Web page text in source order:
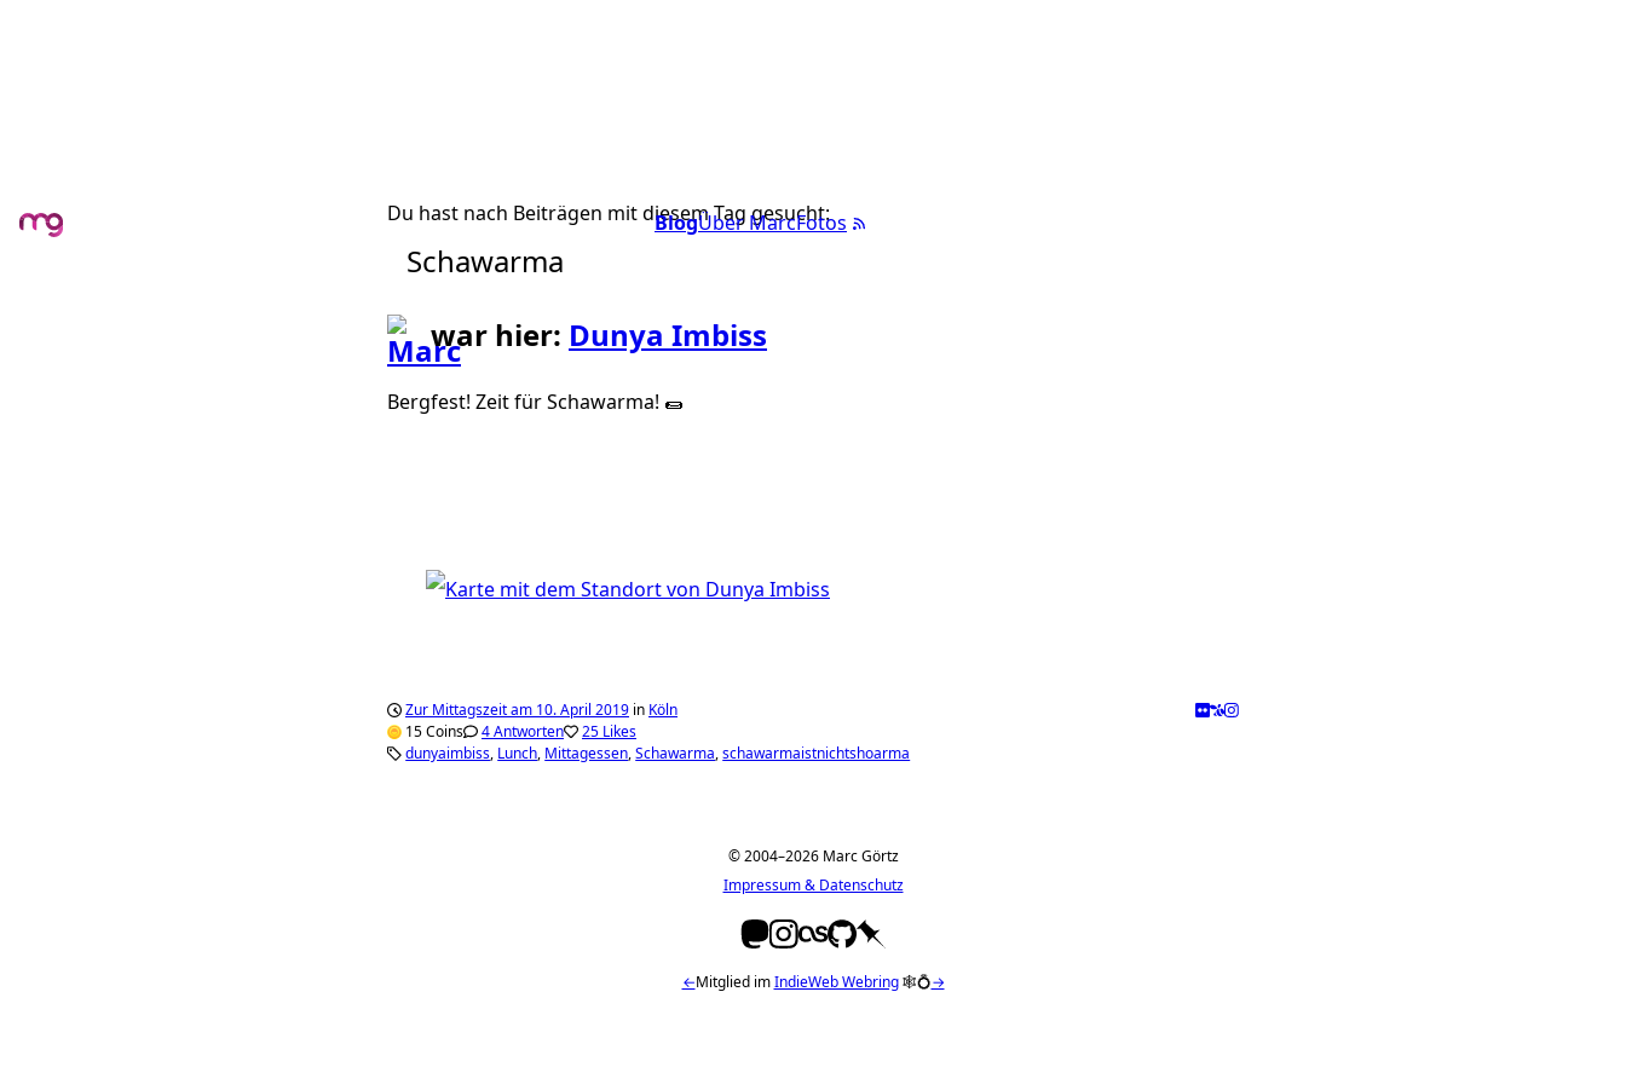
BlogÜber MarcFotos
Du hast nach Beiträgen mit diesem Tag gesucht:
Schawarma
war hier: Dunya Imbiss
Bergfest! Zeit für Schawarma! 🌯
Zur Mittagszeit am 10. April 2019 in Köln
15 Coins
4 Antworten
25 Likes
dunyaimbiss Lunch Mittagessen Schawarma schawarmaistnichtshoarma
© 2004–2026 Marc Görtz
Impressum & Datenschutz
←Mitglied imIndieWeb Webring🕸💍→